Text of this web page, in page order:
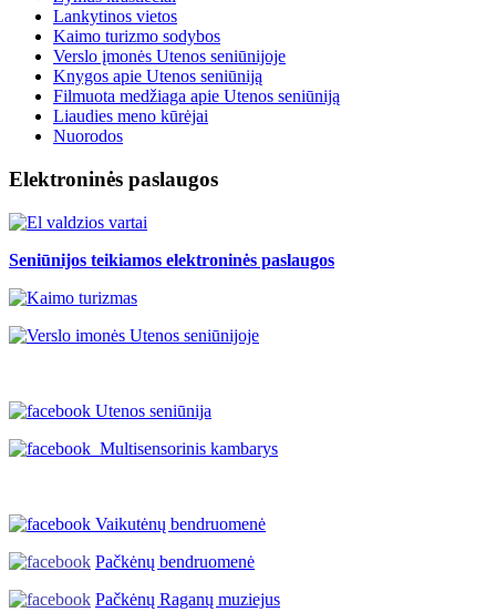
Lankytinos vietos
Kaimo turizmo sodybos
Verslo įmonės Utenos seniūnijoje
Knygos apie Utenos seniūniją
Filmuota medžiaga apie Utenos seniūniją
Liaudies meno kūrėjai
Nuorodos
Elektroninės paslaugos
Seniūnijos teikiamos elektroninės paslaugos
Utenos seniūnija
Multisensorinis kambarys
Vaikutėnų bendruomenė
Pačkėnų bendruomenė
Pačkėnų Raganų muziejus